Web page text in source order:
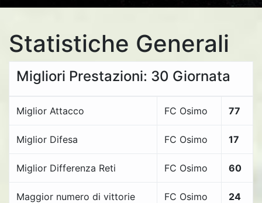
Statistiche Generali
Migliori Prestazioni: 30 Giornata
Miglior Attacco FC Osimo 77
Miglior Difesa FC Osimo 17
Miglior Differenza Reti FC Osimo 60
Maggior numero di vittorie FC Osimo 24